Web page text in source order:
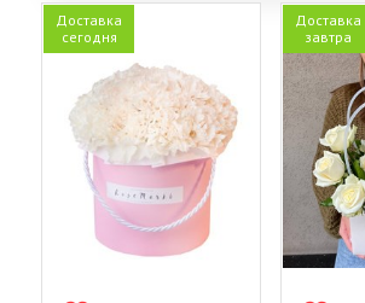
Доставка
сегодня
Доставка
завтра